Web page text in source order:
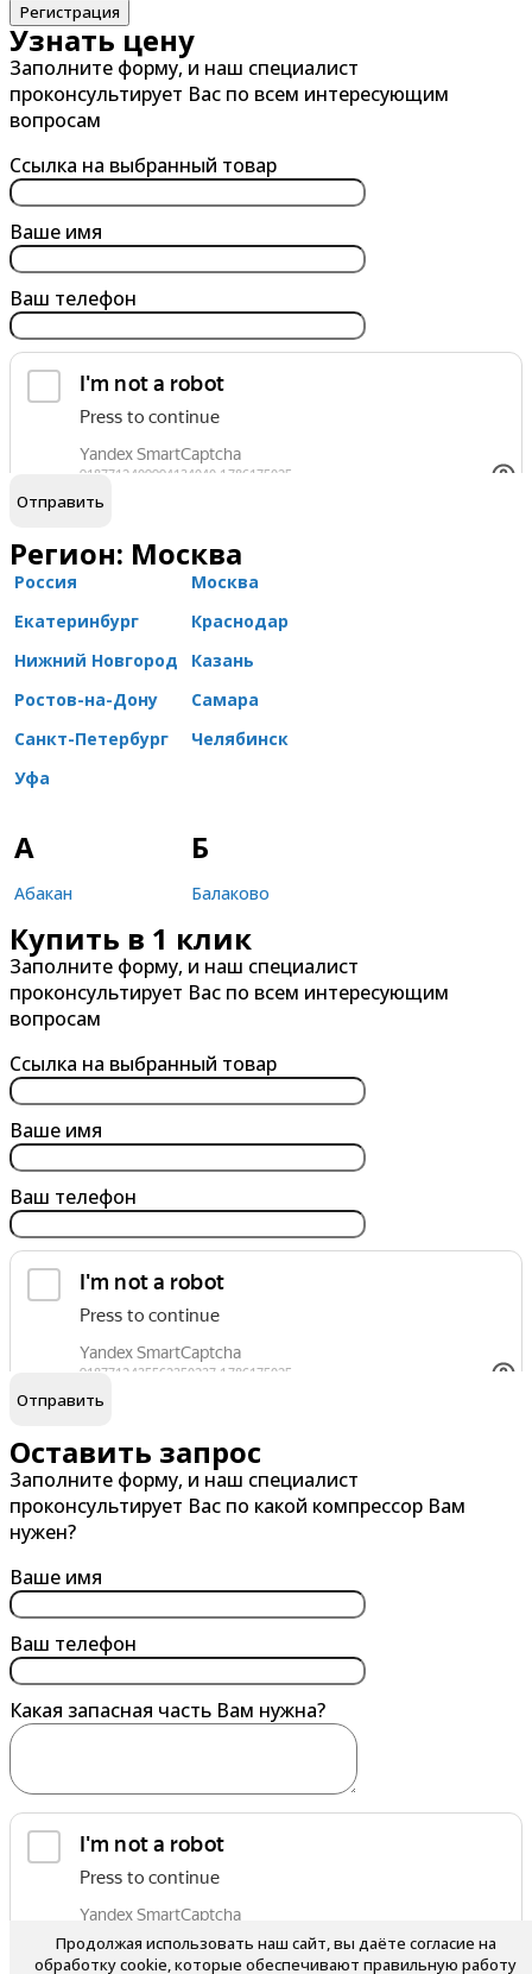
Регистрация
Узнать цену
Заполните форму, и наш специалист
проконсультирует Вас по всем интересующим
вопросам
Ссылка на выбранный товар
Ваше имя
Ваш телефон
Я согласен наобработку персональных данных
Регион: Москва
Россия
Москва
Екатеринбург
Краснодар
Нижний Новгород
Казань
Ростов-на-Дону
Самара
Санкт-Петербург
Челябинск
Уфа
А
Абакан
Александров
Альметьевск
Анапа
Арзамас
Армавир
Архангельск
Астрахань
Ачинск
Б
Балаково
Балашиха
Барнаул
Белгород
Бийск
Благовещенск
Борисоглебск
Братск
Брянск
В
Великий Новгород
Владивосток
Владикавказ
Волгоград
Волгодонск
Волжский
Вологда
Воскресенск
Воткинск
Вязьма
Глазов
Горно-Алтайск
Губкин
Купить в 1 клик
Заполните форму, и наш специалист
проконсультирует Вас по всем интересующим
вопросам
Ссылка на выбранный товар
Ваше имя
Ваш телефон
Я согласен наобработку персональных данных
Оставить запрос
Заполните форму, и наш специалист
проконсультирует Вас по какой компрессор Вам
нужен?
Ваше имя
Ваш телефон
Какая запасная часть Вам нужна?
Я согласен наобработку персональных данных
Продолжая использовать наш сайт, вы даёте согласие на
обработку cookie, которые обеспечивают правильную работу